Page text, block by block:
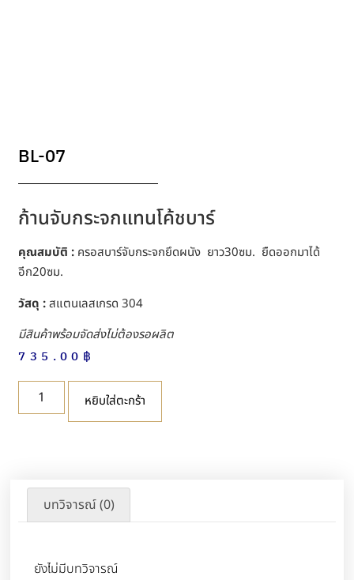
BL-07
ก้านจับกระจกแทนโค้ชบาร์
คุณสมบัติ : ครอสบาร์จับกระจกยึดผนัง ยาว30ซม. ยืดออกมาได้
อีก20ซม.
วัสดุ :สแตนเลสเกรด 304
มีสินค้าพร้อมจัดส่งไม่ต้องรอผลิต
735.00 ฿
หยิบใส่ตะกร้า
บทวิจารณ์ (0)
ยังไม่มีบทวิจารณ์